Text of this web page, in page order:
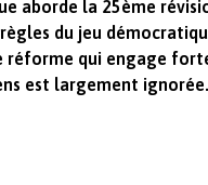
aborde la 25ème
du jeu
qui engage
est largement ignorée.